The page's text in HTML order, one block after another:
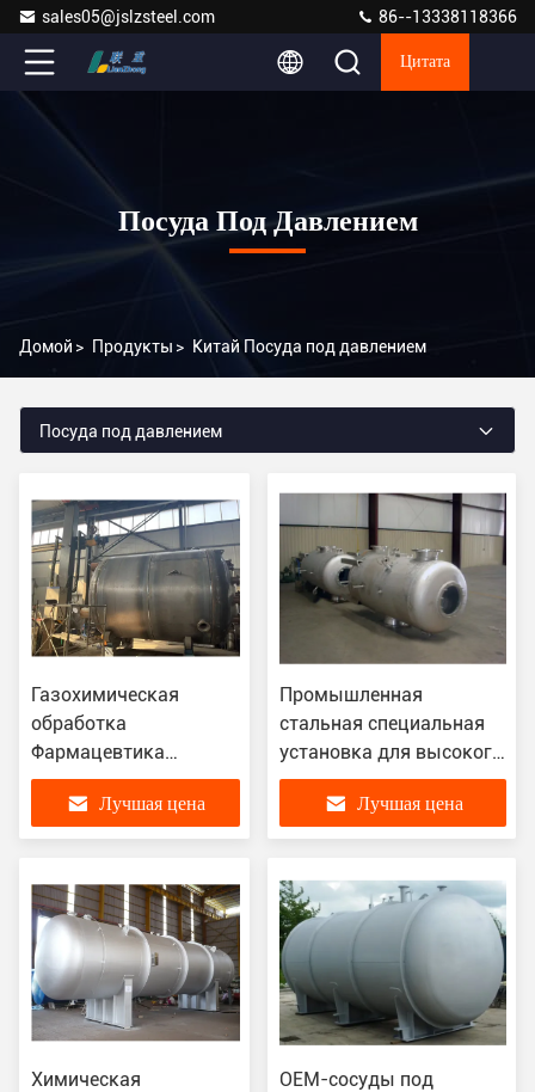
sales05@jslzsteel.com 86--13338118366
Цитата
Посуда Под Давлением
Домой > Продукты > Китай Посуда под давлением
Посуда под давлением
Газохимическая
обработка
Фармацевтика
Удобрения
Нержавеющая сталь
Лучшая цена
Промышленная
стальная специальная
установка для высокого
давления,
сертифицированная
ASME
Лучшая цена
Химическая
OEM-сосуды под